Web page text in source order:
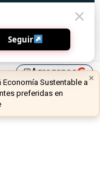
library_addAgreganos
Seguir